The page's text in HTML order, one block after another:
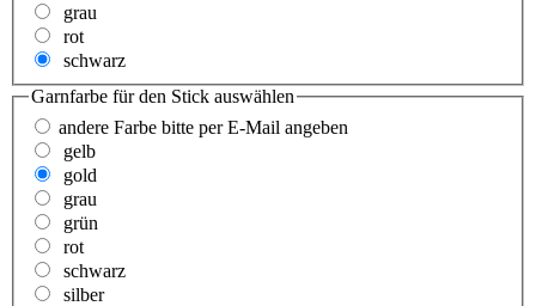
grau
rot
schwarz
Garnfarbe für den Stick auswählen
andere Farbe bitte per E-Mail angeben
gelb
gold
grau
grün
rot
schwarz
silber